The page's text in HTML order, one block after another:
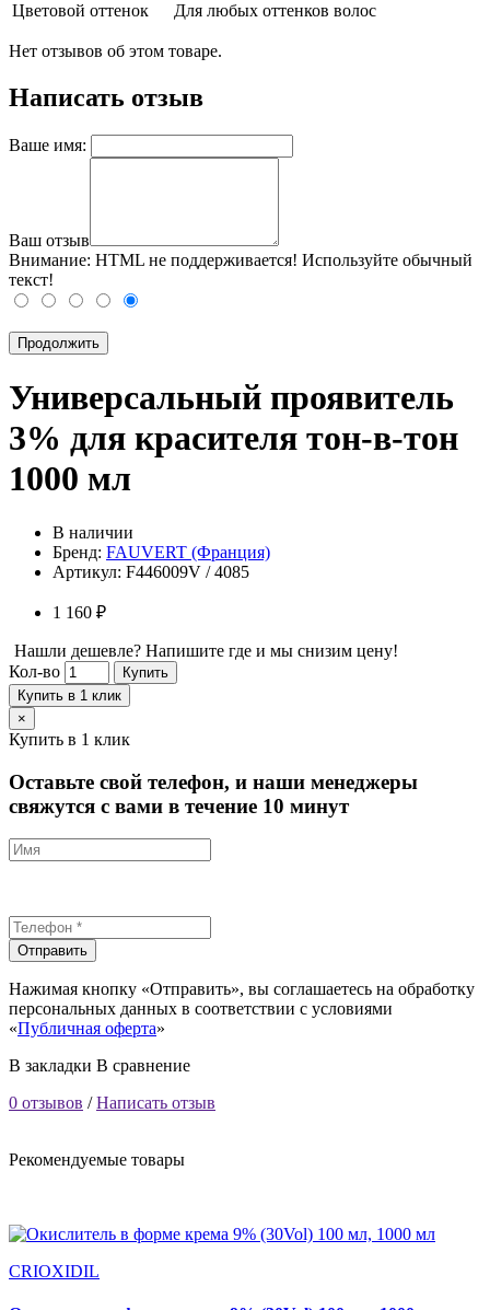
Цветовой оттенок
Для любых оттенков волос
Нет отзывов об этом товаре.
Написать отзыв
Ваше имя:
Ваш отзыв
Внимание: HTML не поддерживается! Используйте обычный
текст!
Продолжить
Универсальный проявитель
3% для красителя тон-в-тон
1000 мл
В наличии
Бренд: FAUVERT (Франция)
Артикул: F446009V / 4085
1 160 ₽
Нашли дешевле? Напишите где и мы снизим цену!
Кол-во
Купить
Купить в 1 клик
×
Купить в 1 клик
Оставьте свой телефон, и наши менеджеры
свяжутся с вами в течение 10 минут
Отправить
Нажимая кнопку «Отправить», вы соглашаетесь на обработку
персональных данных в соответствии с условиями
«Публичная оферта»
В закладки В сравнение
0 отзывов /Написать отзыв
Рекомендуемые товары
CRIOXIDIL